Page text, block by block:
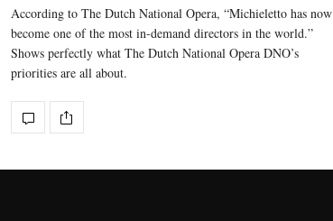
According to The Dutch National Opera, “Michieletto has now
become one of the most in-demand directors in the world.”
Shows perfectly what The Dutch National Opera DNO’s
priorities are all about.